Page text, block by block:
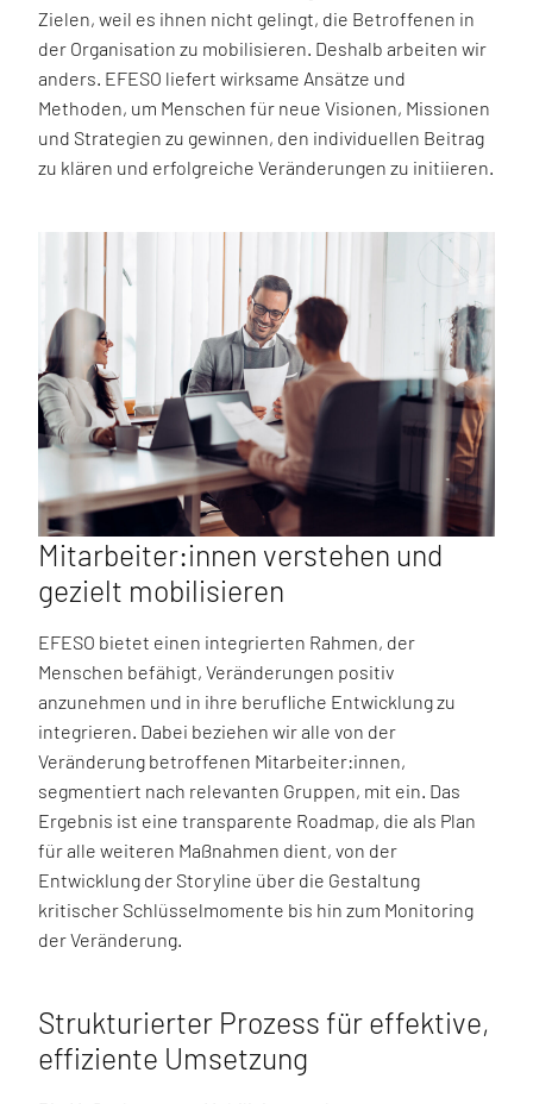
Zielen, weil es ihnen nicht gelingt, die Betroffenen in
der Organisation zu mobilisieren. Deshalb arbeiten wir
anders. EFESO liefert wirksame Ansätze und
Methoden, um Menschen für neue Visionen, Missionen
und Strategien zu gewinnen, den individuellen Beitrag
zu klären und erfolgreiche Veränderungen zu initiieren.
Mitarbeiter:innen verstehen und
gezielt mobilisieren
EFESO bietet einen integrierten Rahmen, der
Menschen befähigt, Veränderungen positiv
anzunehmen und in ihre berufliche Entwicklung zu
integrieren. Dabei beziehen wir alle von der
Veränderung betroffenen Mitarbeiter:innen,
segmentiert nach relevanten Gruppen, mit ein. Das
Ergebnis ist eine transparente Roadmap, die als Plan
für alle weiteren Maßnahmen dient, von der
Entwicklung der Storyline über die Gestaltung
kritischer Schlüsselmomente bis hin zum Monitoring
der Veränderung.
Strukturierter Prozess für effektive,
effiziente Umsetzung